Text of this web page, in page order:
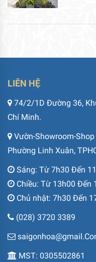
LIÊN HỆ
74/2/1D Đường 36,
Chí Minh.
Vườn-Showroom-
Phường Linh Xuân,
Sáng: Từ 7h30 Đến
Chiều: Từ 13h00 Đến
Chủ nhật: 7h30 Đến
(028) 3720 3389
MST: 0305502861